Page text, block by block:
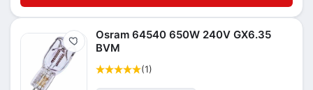
Merken
Osram 64540 650W 240V GX6.35
BVM
(1)